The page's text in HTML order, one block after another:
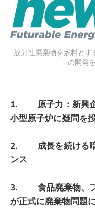
放射性廃棄物を燃料とす
の開発
1. 原子力：新興企
小型原子炉に疑問を
2. 成長を続ける暗
ンス
3. 食品廃棄物、フ
が正式に廃棄物問題